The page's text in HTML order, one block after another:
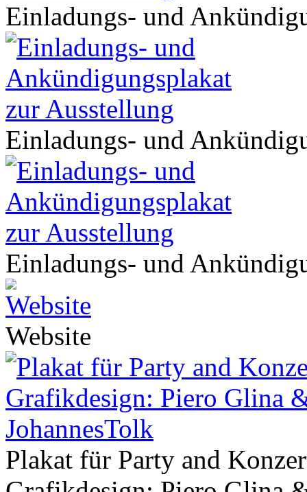
Einladungs- und
Einladungs- und
Einladungs- und
Website
Plakat für Party and